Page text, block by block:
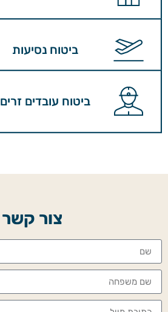
ביטוח נסיעות
ביטוח עובדים זרים
צור קשר